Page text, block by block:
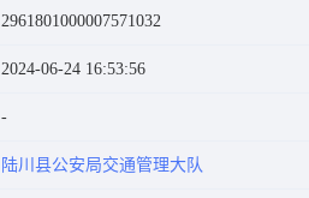
2961801000007571032
2024-06-24 16:53:56
陆川县公安局交通管理大队